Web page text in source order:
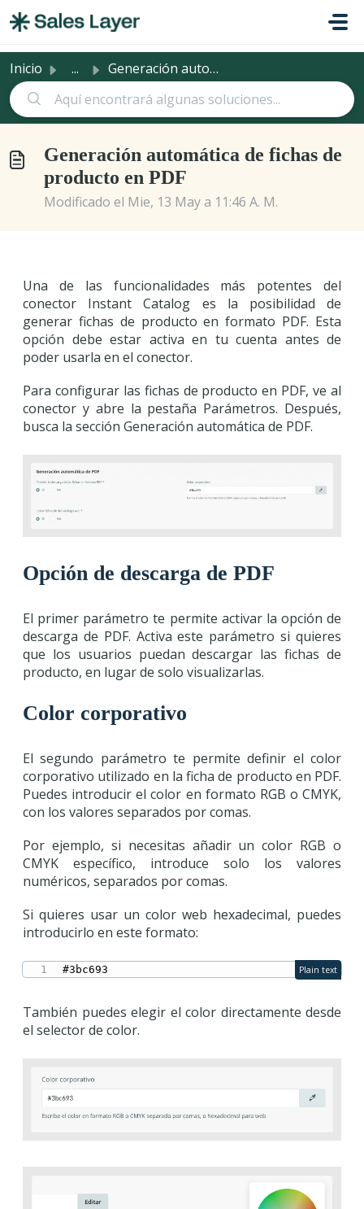
Inicio ... Generación automática de fichas de producto en PDF
Generación automática de fichas de
producto en PDF
Modificado el Mie, 13 May a 11:46 A. M.
Una de las funcionalidades más potentes del
conector Instant Catalog es la posibilidad de
generar fichas de producto en formato PDF. Esta
opción debe estar activa en tu cuenta antes de
poder usarla en el conector.
Para configurar las fichas de producto en PDF, ve al
conector y abre la pestaña Parámetros. Después,
busca la sección Generación automática de PDF.
Opción de descarga de PDF
El primer parámetro te permite activar la opción de
descarga de PDF. Activa este parámetro si quieres
que los usuarios puedan descargar las fichas de
producto, en lugar de solo visualizarlas.
Color corporativo
El segundo parámetro te permite definir el color
corporativo utilizado en la ficha de producto en PDF.
Puedes introducir el color en formato RGB o CMYK,
con los valores separados por comas.
Por ejemplo, si necesitas añadir un color RGB o
CMYK específico, introduce solo los valores
numéricos, separados por comas.
Si quieres usar un color web hexadecimal, puedes
introducirlo en este formato:
#3bc693 Plain text
También puedes elegir el color directamente desde
el selector de color.